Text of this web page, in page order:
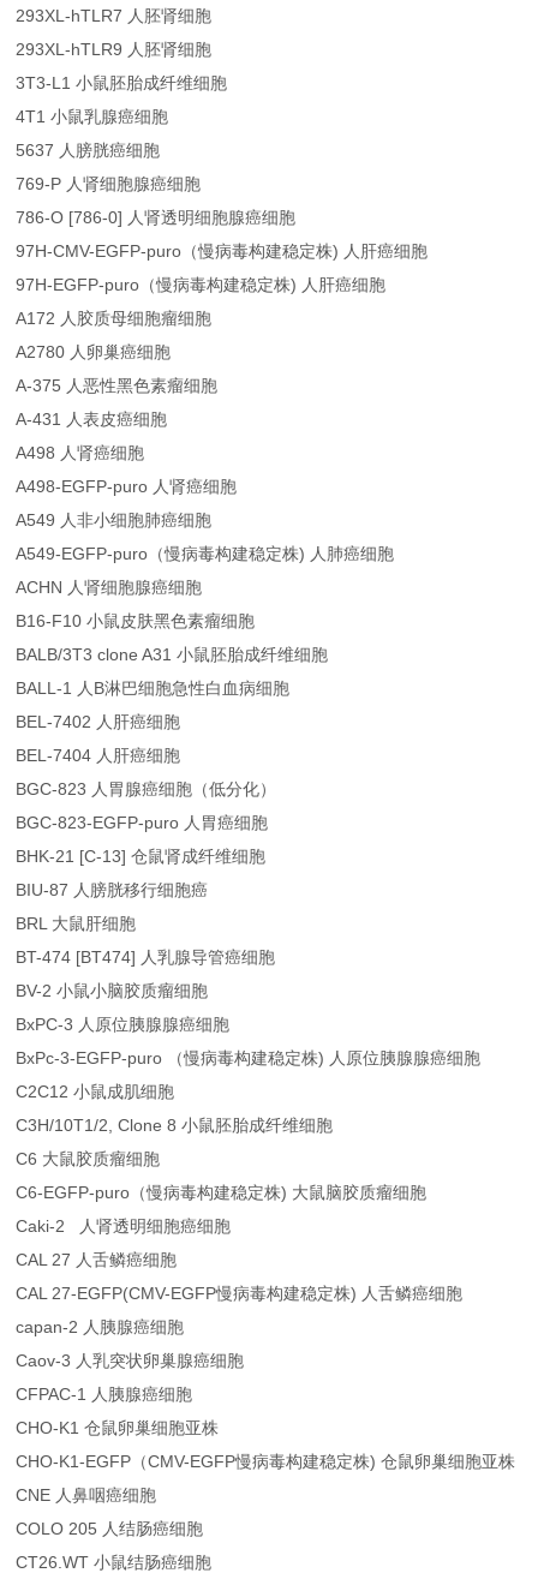
293XL-hTLR7 人胚肾细胞
293XL-hTLR9 人胚肾细胞
3T3-L1 小鼠胚胎成纤维细胞
4T1 小鼠乳腺癌细胞
5637 人膀胱癌细胞
769-P 人肾细胞腺癌细胞
786-O [786-0] 人肾透明细胞腺癌细胞
97H-CMV-EGFP-puro（慢病毒构建稳定株) 人肝癌细胞
97H-EGFP-puro（慢病毒构建稳定株) 人肝癌细胞
A172 人胶质母细胞瘤细胞
A2780 人卵巢癌细胞
A-375 人恶性黑色素瘤细胞
A-431 人表皮癌细胞
A498 人肾癌细胞
A498-EGFP-puro 人肾癌细胞
A549 人非小细胞肺癌细胞
A549-EGFP-puro（慢病毒构建稳定株) 人肺癌细胞
ACHN 人肾细胞腺癌细胞
B16-F10 小鼠皮肤黑色素瘤细胞
BALB/3T3 clone A31 小鼠胚胎成纤维细胞
BALL-1 人B淋巴细胞急性白血病细胞
BEL-7402 人肝癌细胞
BEL-7404 人肝癌细胞
BGC-823 人胃腺癌细胞（低分化）
BGC-823-EGFP-puro 人胃癌细胞
BHK-21 [C-13] 仓鼠肾成纤维细胞
BIU-87 人膀胱移行细胞癌
BRL 大鼠肝细胞
BT-474 [BT474] 人乳腺导管癌细胞
BV-2 小鼠小脑胶质瘤细胞
BxPC-3 人原位胰腺腺癌细胞
BxPc-3-EGFP-puro （慢病毒构建稳定株) 人原位胰腺腺癌细胞
C2C12 小鼠成肌细胞
C3H/10T1/2, Clone 8 小鼠胚胎成纤维细胞
C6 大鼠胶质瘤细胞
C6-EGFP-puro（慢病毒构建稳定株) 大鼠脑胶质瘤细胞
Caki-2 人肾透明细胞癌细胞
CAL 27 人舌鳞癌细胞
CAL 27-EGFP(CMV-EGFP慢病毒构建稳定株) 人舌鳞癌细胞
capan-2 人胰腺癌细胞
Caov-3 人乳突状卵巢腺癌细胞
CFPAC-1 人胰腺癌细胞
CHO-K1 仓鼠卵巢细胞亚株
CHO-K1-EGFP（CMV-EGFP慢病毒构建稳定株) 仓鼠卵巢细胞亚株
CNE 人鼻咽癌细胞
COLO 205 人结肠癌细胞
CT26.WT 小鼠结肠癌细胞